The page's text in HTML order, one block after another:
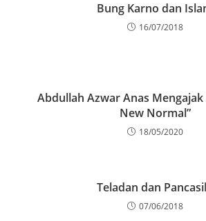
Bung Karno dan
16/07/2018
Abdullah Azwar Anas Mengajak
New Normal”
18/05/2020
Teladan dan
07/06/2018